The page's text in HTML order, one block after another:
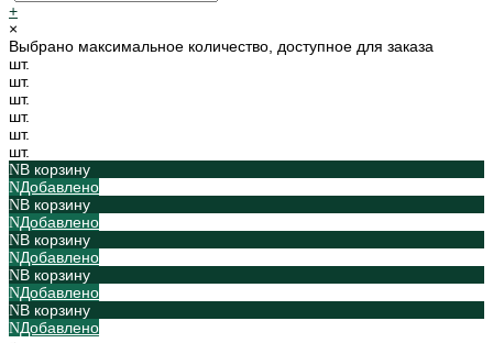
+
×
Выбрано максимальное количество, доступное для заказа
шт.
шт.
шт.
шт.
шт.
шт.
В корзину
Добавлено
В корзину
Добавлено
В корзину
Добавлено
В корзину
Добавлено
В корзину
Добавлено